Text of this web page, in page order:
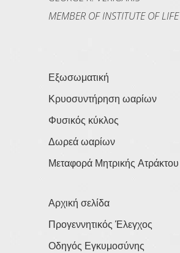
MEMBER OF INSTITUTE OF LIFE
Εξωσωματική
Κρυοσυντήρηση ωαρίων
Φυσικός κύκλος
Δωρεά ωαρίων
Μεταφορά Μητρικής Ατράκτου
Αρχική σελίδα
Προγεννητικός Έλεγχος
Οδηγός Εγκυμοσύνης